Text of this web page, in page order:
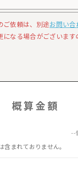
ご依頼は、別途お問い合
になる場合がございます
概算金額
--
含まれておりません。